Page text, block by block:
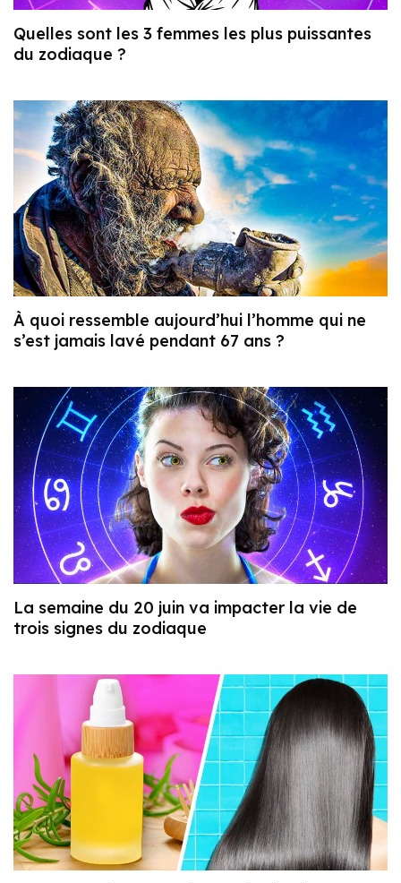
Quelles sont les 3 femmes les plus puissantes
du zodiaque ?
À quoi ressemble aujourd’hui l’homme qui ne
s’est jamais lavé pendant 67 ans ?
La semaine du 20 juin va impacter la vie de
trois signes du zodiaque